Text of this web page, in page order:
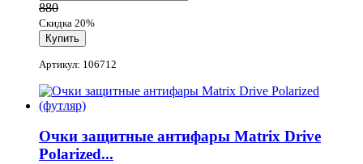
880
Скидка 20%
Артикул: 106712
Очки защитные антифары Matrix Drive
Polarized...